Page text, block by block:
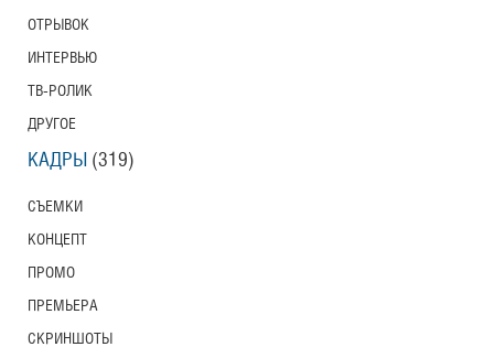
ОТРЫВОК
ИНТЕРВЬЮ
ТВ-РОЛИК
ДРУГОЕ
КАДРЫ (319)
СЪЕМКИ
КОНЦЕПТ
ПРОМО
ПРЕМЬЕРА
СКРИНШОТЫ